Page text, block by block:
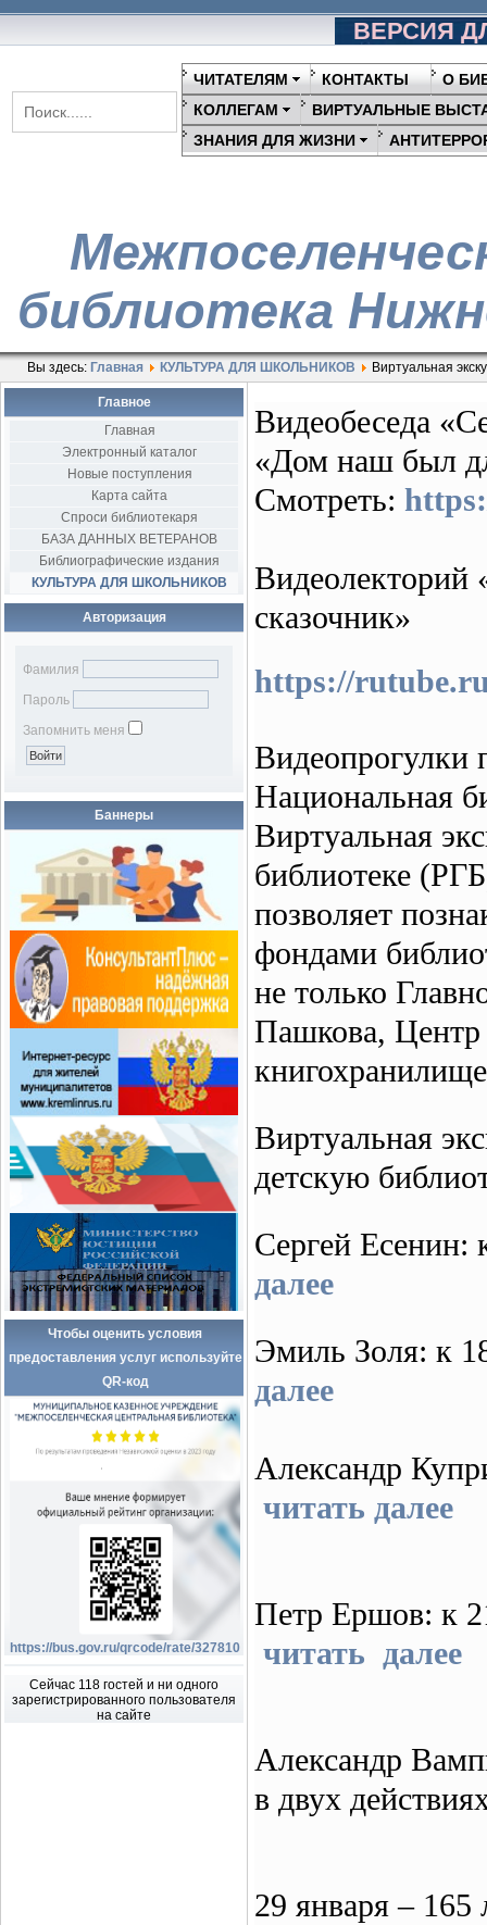
ВЕРСИЯ
ЧИТАТЕЛЯМ КОНТАКТЫ
О
КОЛЛЕГАМ
ВИРТУАЛЬНЫЕ
ЗНАНИЯ ДЛЯ ЖИЗНИ
библиотека
Вы здесь: Главная КУЛЬТУРА ДЛЯ ШКОЛЬНИКОВ Виртуальная
Главное
Главная
Электронный каталог
Новые поступления
Карта сайта
Спроси библиотекаря
БАЗА ДАННЫХ ВЕТЕРАНОВ
Библиографические издания
КУЛЬТУРА ДЛЯ ШКОЛЬНИКОВ
Авторизация
Фамилия
Пароль
Запомнить меня
Баннеры
Чтобы оценить условия
предоставления услуг используйте
QR-код
https://bus.gov.ru/qrcode/rate/327810
Сейчас 118 гостей и ни одного
зарегистрированного пользователя
на сайте
Видеобеседа
«Дом наш был
Смотреть:
сказочник»
https://
Видеопрогулки
Национальная
Виртуальная
библиотеке
позволяет
фондами
не только
Пашкова, Центр
Виртуальная
детскую
Сергей
далее
Эмиль Золя: к
далее
Александр
читать далее
Петр Ершов: к
читать далее
Александр
в двух
29 января –